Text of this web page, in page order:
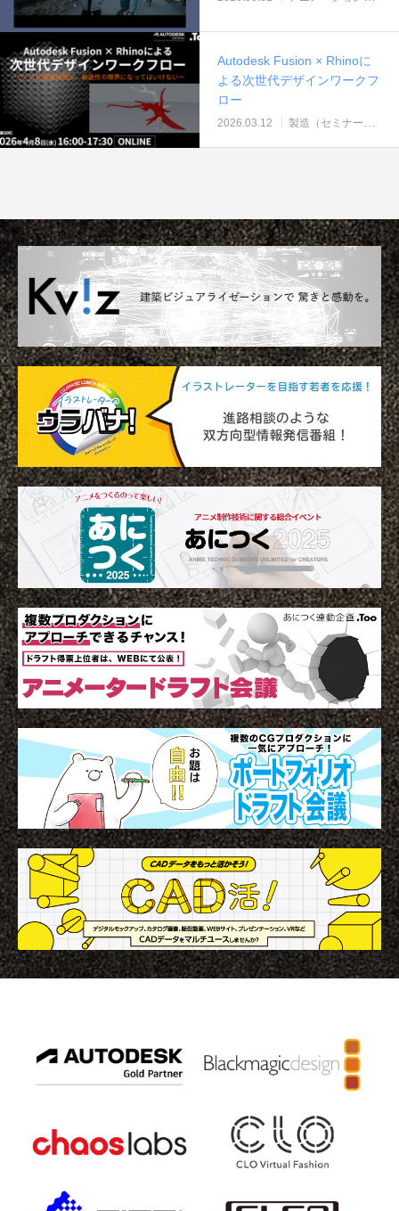
Autodesk Fusion × Rhinoに
よる次世代デザインワークフ
ロー
2026.03.12 製造（セミナー＆ウェビナー）